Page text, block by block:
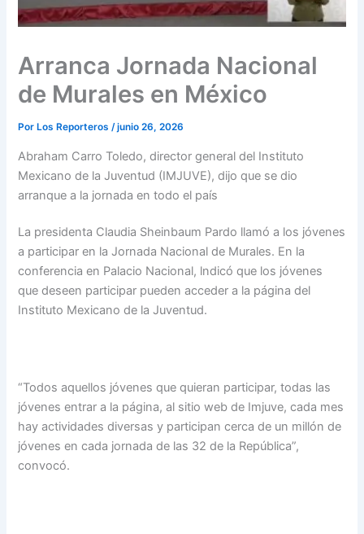
Arranca Jornada Nacional
de Murales en México
Por Los Reporteros/junio 26, 2026
Abraham Carro Toledo, director general del Instituto
Mexicano de la Juventud (IMJUVE), dijo que se dio
arranque a la jornada en todo el país
La presidenta Claudia Sheinbaum Pardo llamó a los jóvenes
a participar en la Jornada Nacional de Murales. En la
conferencia en Palacio Nacional, lndicó que los jóvenes
que deseen participar pueden acceder a la página del
Instituto Mexicano de la Juventud.
“Todos aquellos jóvenes que quieran participar, todas las
jóvenes entrar a la página, al sitio web de Imjuve, cada mes
hay actividades diversas y participan cerca de un millón de
jóvenes en cada jornada de las 32 de la República”,
convocó.